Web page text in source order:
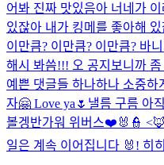
어봐 진짜 맛있음아 너네가
있잖아 내가 킹메를 좋아해
이만큼? 이만큼? 이만큼? 바
해시 봐씀!!! 오 공지보니까
예쁜 댓글들 하나하나 소중
자🤗 Love ya🌷 낼름 구름 아
볼겡반가워 위버스❤️ 🐰👮
일은 계속 이어집니다 🐰! 히히